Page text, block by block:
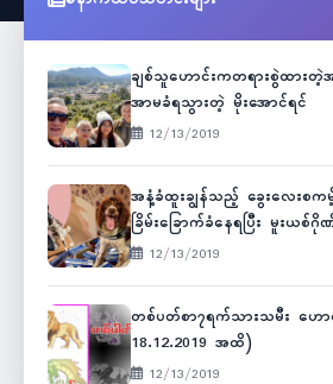
ချစ်သူဟောင်းကတရားစွဲထား
အာမခံရသွားတဲ့ မိုးအောင်ရင်
12/13/2019
အနံ့ခံထူးချွန်သည့် ခွေးလေးစ
ခြိမ်းခြောက်ခံနေရပြီး မူးယ
12/13/2019
တစ်ပတ်စာ၇ရက်သားသမီး ဟော
18.12.2019 အထိ)
12/13/2019